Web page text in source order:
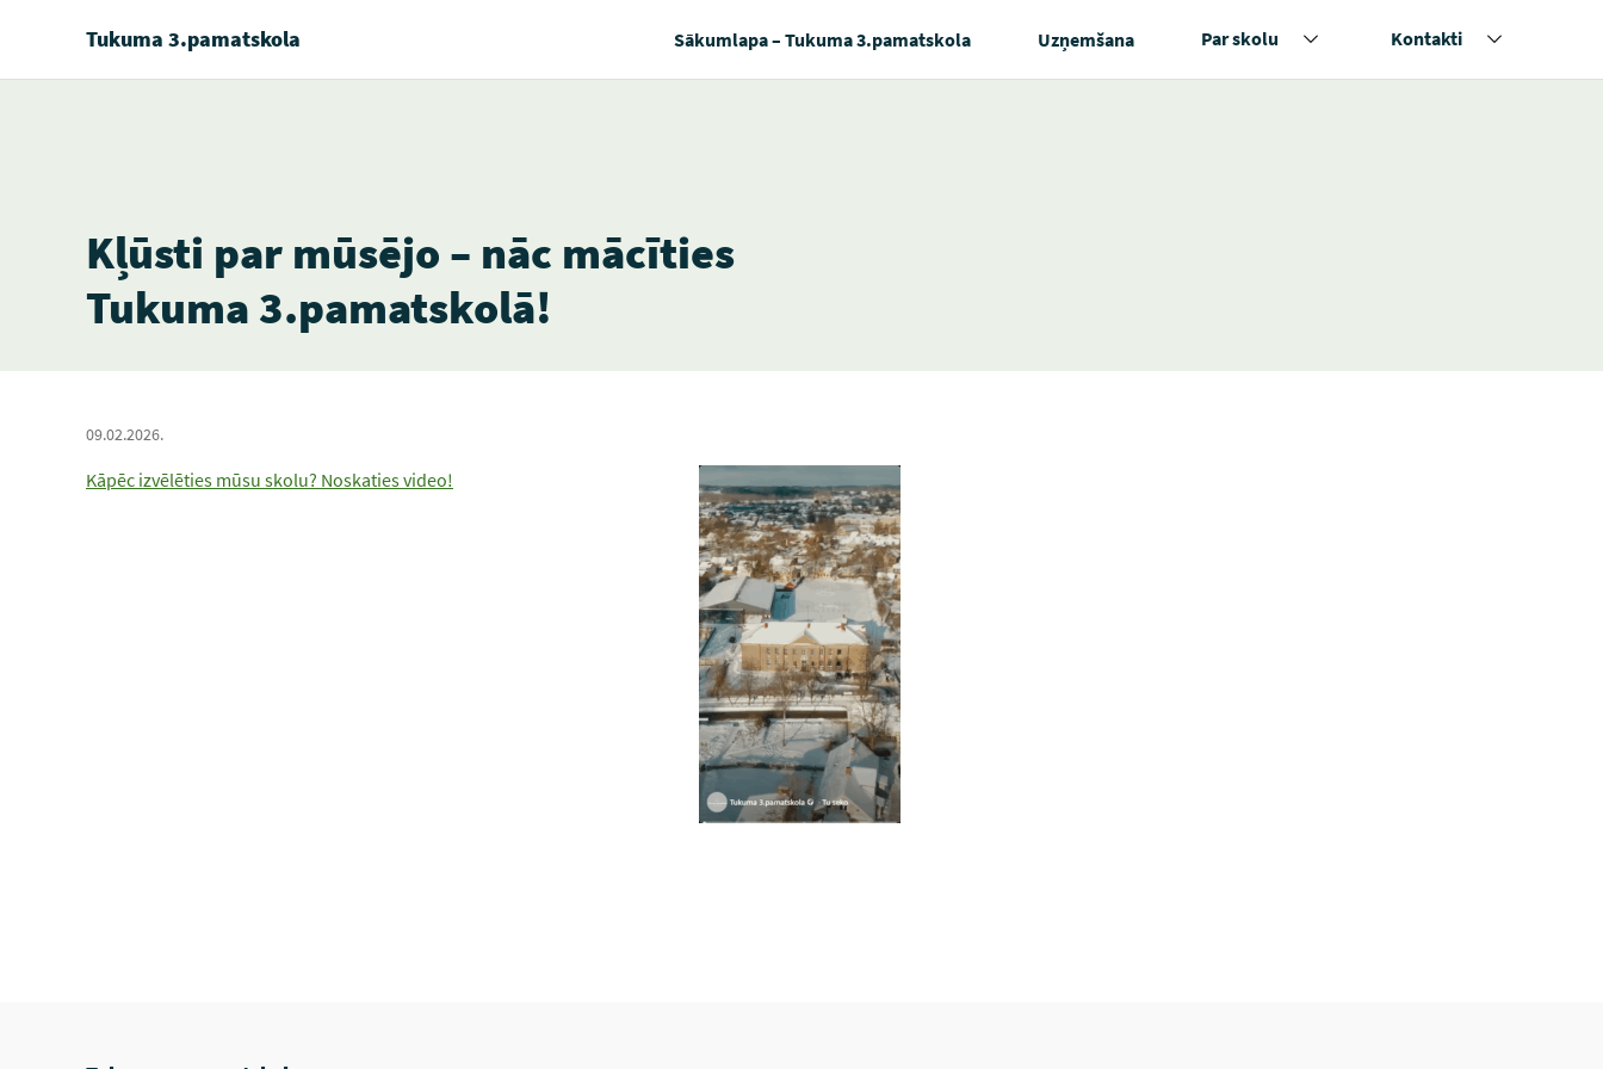
Tukuma 3.pamatskola Sākumlapa – Tukuma 3.pamatskola Uzņemšana Par skolu Kontakti
Kļūsti par mūsējo – nāc mācīties
Tukuma 3.pamatskolā!
09.02.2026.
Kāpēc izvēlēties mūsu skolu? Noskaties video!